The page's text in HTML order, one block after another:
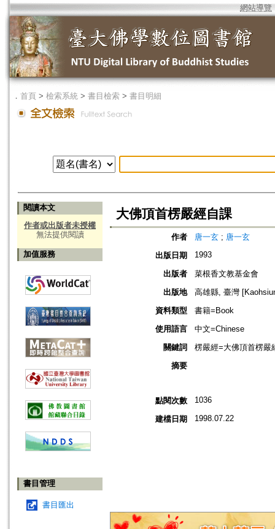
網站導覽
． 首頁 > 檢索系統 > 書目檢索 > 書目明細
閱讀本文
作者或出版者未授權
無法提供閱讀
加值服務
書目管理
書目匯出
大佛頂首楞嚴經自課
作者 唐一玄 ; 唐一玄
出版日期
1993
出版者
菜根香文教基金會
出版地
高雄縣, 臺灣
資料類型
書籍=Book
使用語言
中文=Chinese
關鍵詞
楞嚴經=大佛頂首楞嚴
摘要
點閱次數 1036
建檔日期 1998.07.22